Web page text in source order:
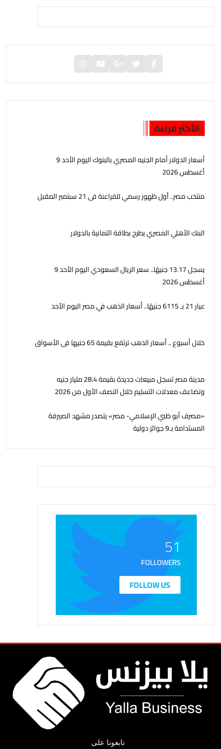
الأكثر قراءة
أسعار الدولار أمام الجنيه المصري بالبنوك اليوم الأحد 9
أغسطس 2026
منتخب مصر.. أول ظهور رسمي للفراعنة فى 21 سبتمبر المقبل
البنك الأهلي المصري يطرح بطاقة ائتمانية بالدولار
يسجل 13.17 جنيهًا.. سعر الريال السعودي اليوم الأحد 9
أغسطس 2026
عيار 21 بـ 6115 جنيهًا.. أسعار الذهب في مصر اليوم الأحد
خلال أسبوع .. أسعار الذهب ترتفع بقيمة 65 جنيها فى الأسواق
مدينة مصر تسجل مبيعات جديدة بقيمة 28.4 مليار جنيه
وتضاعف معدلات التسليم خلال النصف الأول من 2026
«مصرف أبو ظبي الإسلامي- مصر» يتصدر مشهد الصيرفة
المستدامة بـ9 جوائز دولية
51
FOLLOWERS
FOLLOW US
تابعونا على